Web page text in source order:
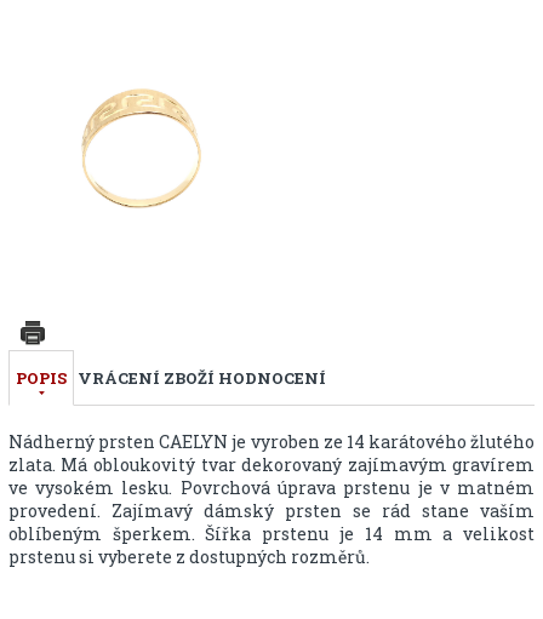
POPIS VRÁCENÍ ZBOŽÍ HODNOCENÍ
Nádherný prsten CAELYN je vyroben ze 14 karátového žlutého
zlata. Má obloukovitý tvar dekorovaný zajímavým gravírem
ve vysokém lesku. Povrchová úprava prstenu je v matném
provedení. Zajímavý dámský prsten se rád stane vaším
oblíbeným šperkem. Šířka prstenu je 14 mm a velikost
prstenu si vyberete z dostupných rozměrů.